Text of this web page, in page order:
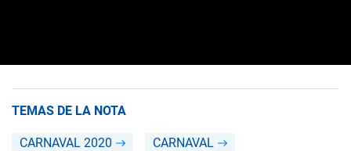
TEMAS DE LA NOTA
CARNAVAL 2020 CARNAVAL